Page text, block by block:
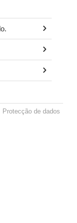
Protecção de dados